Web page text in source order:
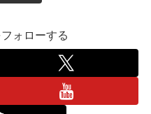
ォローする